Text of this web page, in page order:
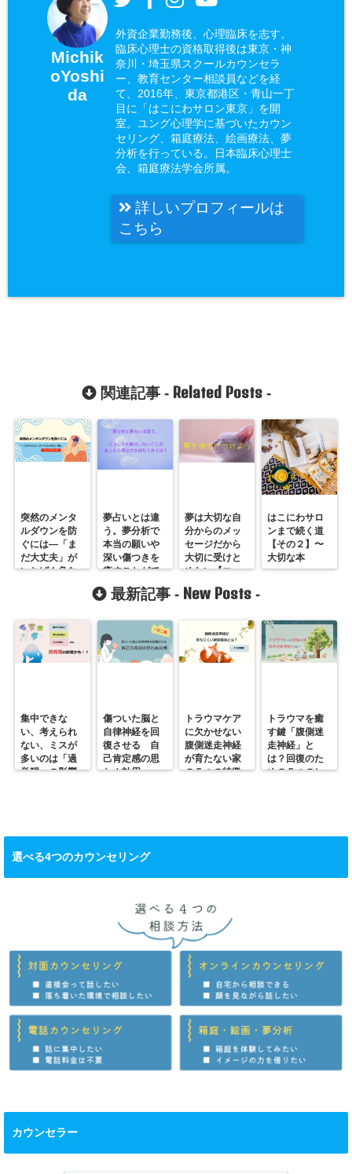
Michik
oYoshi
da
外資企業勤務後、心理臨床を志す。
臨床心理士の資格取得後は東京・神
奈川・埼玉県スクールカウンセラ
ー、教育センター相談員などを経
て、2016年、東京都港区・青山一丁
目に「はこにわサロン東京」を開
室。ユング心理学に基づいたカウン
セリング、箱庭療法、絵画療法、夢
分析を行っている。日本臨床心理士
会、箱庭療法学会所属。
詳しいプロフィールは
こちら
関連記事 - Related Posts-
突然のメンタ
ルダウンを防
ぐには―「ま
だ大丈夫」が
いちばん危な
夢占いとは違
う。夢分析で
本当の願いや
深い傷つきを
癒すことがで
きる。
夢は大切な自
分からのメッ
セージだから
大切に受けと
めたい【エー
ルをくれる
夢】
はこにわサロ
ンまで続く道
【その２】〜
大切な本
最新記事 - New Posts -
集中できな
い、考えられ
ない、ミスが
多いのは「過
覚醒」の影響
傷ついた脳と
自律神経を回
復させる 自
己肯定感の思
わぬ効用
トラウマケア
に欠かせない
腹側迷走神経
が育たない家
の５つの特徴
トラウマを癒
す鍵「腹側迷
走神経」と
は？回復のた
めの５つのヒ
選べる4つのカウンセリング
カウンセラー